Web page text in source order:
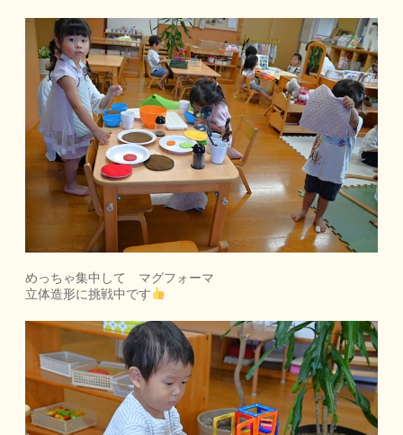
めっちゃ集中して マグフォーマ
立体造形に挑戦中です